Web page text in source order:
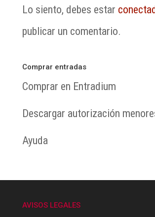
Lo siento, debes estar
publicar un comentario.
Comprar entradas
Comprar en Entradium
Descargar autorización
Ayuda
AVISOS LEGALES